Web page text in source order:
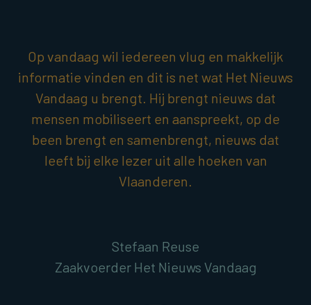
Op vandaag wil iedereen vlug en makkelijk
informatie vinden en dit is net wat Het Nieuws
Vandaag u brengt. Hij brengt nieuws dat
mensen mobiliseert en aanspreekt, op de
been brengt en samenbrengt, nieuws dat
leeft bij elke lezer uit alle hoeken van
Vlaanderen.
Stefaan Reuse
Zaakvoerder Het Nieuws Vandaag